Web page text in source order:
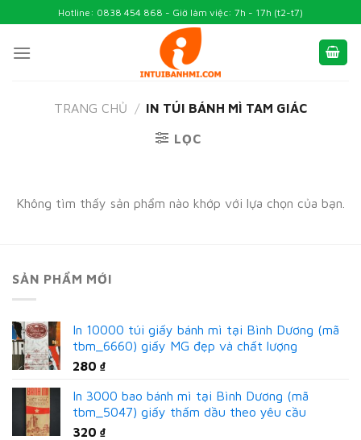
to
content
Hotline: 0838 454 868 - Giờ làm việc: 7h - 17h (t2-t7)
TRANG CHỦ / IN TÚI BÁNH MÌ TAM GIÁC
LỌC
Không tìm thấy sản phẩm nào khớp với lựa chọn của bạn.
SẢN PHẨM MỚI
In 10000 túi giấy bánh mì tại Bình Dương (mã
tbm_6660) giấy MG đẹp và chất lượng
280 ₫
In 3000 bao bánh mì tại Bình Dương (mã
tbm_5047) giấy thấm dầu theo yêu cầu
320 ₫